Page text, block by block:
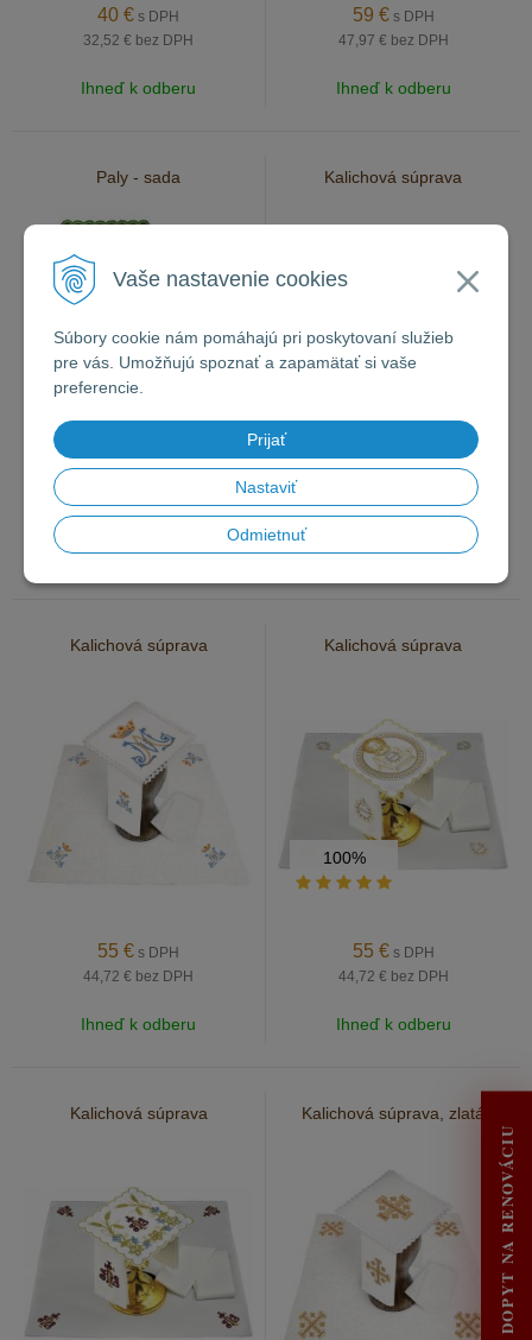
Vaše nastavenie cookies
Súbory cookie nám pomáhajú pri poskytovaní služieb
pre vás. Umožňujú spoznať a zapamätať si vaše
preferencie.
Prijať
Nastaviť
Odmietnuť
DOPYT NA RENOVÁCIU
40 € s DPH
32,52 € bez DPH
Ihneď k odberu
59 € s DPH
47,97 € bez DPH
Ihneď k odberu
Paly - sada
47,97 € bez DPH
Ihneď k odberu
Kalichová súprava
44,72 € bez DPH
Ihneď k odberu
Kalichová súprava
55 € s DPH
44,72 € bez DPH
Ihneď k odberu
Kalichová súprava
100%
55 € s DPH
44,72 € bez DPH
Ihneď k odberu
Kalichová súprava Kalichová súprava, zlatá